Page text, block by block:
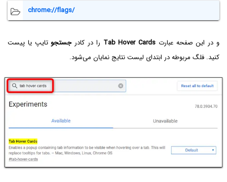
chrome://flags/
و در این صفحه عبارت Tab Hover Cards را در کادرجستجو تایپ یا پیست
کنید. فلگ مربوطه در ابتدای لیست نتایج نمایان می‌شود.